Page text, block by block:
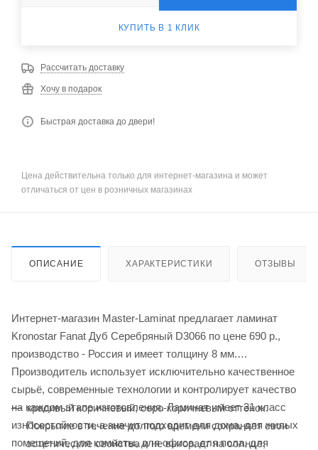
КУПИТЬ В 1 КЛИК
Рассчитать доставку
Хочу в подарок
Быстрая доставка до двери!
Цена действительна только для интернет-магазина и может
отличаться от цен в розничных магазинах
ОПИСАНИЕ ХАРАКТЕРИСТИКИ ОТЗЫВЫ
Интернет-магазин Master-Laminat предлагает ламинат
Kronostar Fanat Дуб Серебряный D3066 по цене 690 р.,
производство - Россия и имеет толщину 8 мм.
Производитель использует исключительно качественное
сырьё, современные технологии и контролирует качество
на каждом этапе изготовления. Ламинат имеет 31 класс
износостойкости, а значит подходит для дома, для жилых
помещений, для комнаты, для офиса, для пола, для
красивый коричневый, серо-коричневый оттенок.
Покрытие в течение долгого времени сохраняет свои
эстетические свойства и не выгорает на солнце;